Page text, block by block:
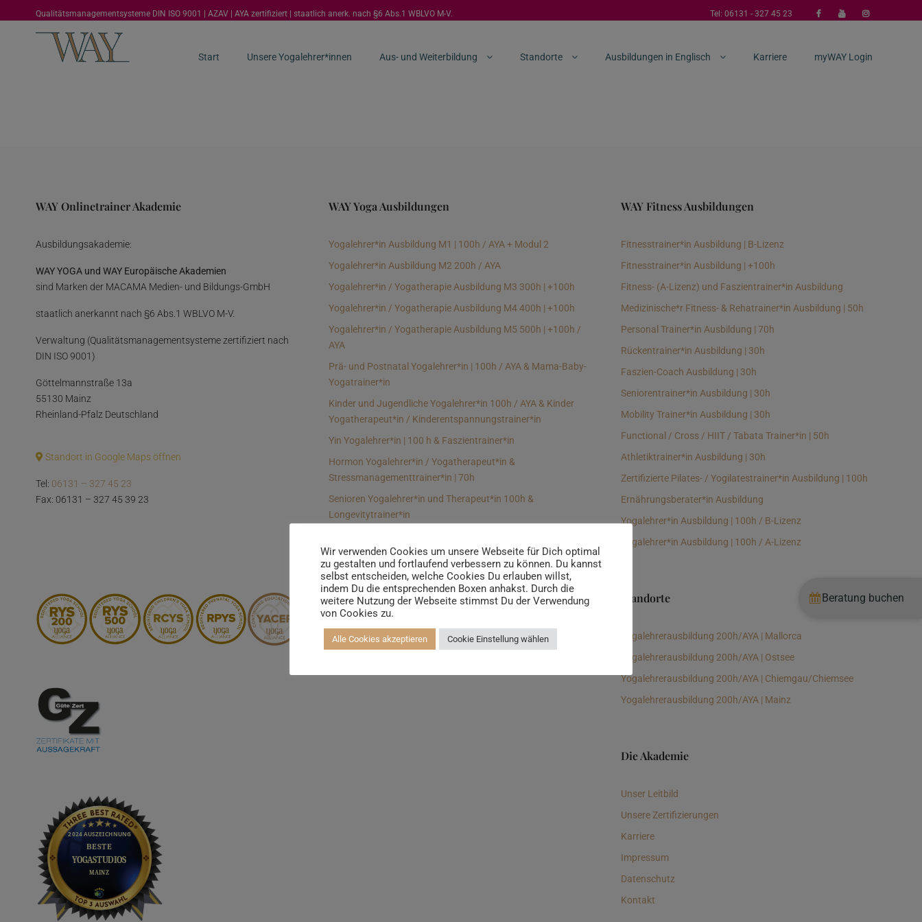
Qualitätsmanagementsysteme DIN ISO 9001 | AZAV | AYA zertifiziert | staatlich anerk. nach §6 Abs.1 WBLVO M-V. Tel: 06131 - 327 45 23
Start Unsere Yogalehrer*innen Aus- und Weiterbildung Standorte Ausbildungen in Englisch Karriere myWAY Login
WAY Onlinetrainer Akademie
Ausbildungsakademie:
WAY YOGA und WAY Europäische Akademien
sind Marken der MACAMA Medien- und Bildungs-GmbH
staatlich anerkannt nach §6 Abs.1 WBLVO M-V.
Verwaltung (Qualitätsmanagementsysteme zertifiziert nach
DIN ISO 9001)
Göttelmannstraße 13a
55130 Mainz
Rheinland-Pfalz Deutschland
Standort in Google Maps öffnen
Tel: 06131 – 327 45 23
Fax: 06131 – 327 45 39 23
WAY Yoga Ausbildungen
Yogalehrer*in Ausbildung M1 | 100h / AYA + Modul 2
Yogalehrer*in Ausbildung M2 200h / AYA
Yogalehrer*in / Yogatherapie Ausbildung M3 300h | +100h
Yogalehrer*in / Yogatherapie Ausbildung M4 400h | +100h
Yogalehrer*in / Yogatherapie Ausbildung M5 500h | +100h /
AYA
Prä- und Postnatal Yogalehrer*in | 100h / AYA & Mama-Baby-
Yogatrainer*in
Kinder und Jugendliche Yogalehrer*in 100h / AYA & Kinder
Yogatherapeut*in / Kinderentspannungstrainer*in
Yin Yogalehrer*in | 100 h & Faszientrainer*in
Hormon Yogalehrer*in / Yogatherapeut*in &
Stressmanagementtrainer*in | 70h
Senioren Yogalehrer*in und Therapeut*in 100h &
Longevitytrainer*in
Meditationsleiter*in | 50h & Achtsamkeitstrainer*in
Yoga Alignmenttrainer*in | 40h
Yoga Hilfsmitteltrainer*in Ausbildung | 10 h
WAY Fitness Ausbildungen
Fitnesstrainer*in Ausbildung | B-Lizenz
Fitnesstrainer*in Ausbildung | +100h
Fitness- (A-Lizenz) und Faszientrainer*in Ausbildung
Medizinische*r Fitness- & Rehatrainer*in Ausbildung | 50h
Personal Trainer*in Ausbildung | 70h
Rückentrainer*in Ausbildung | 30h
Faszien-Coach Ausbildung | 30h
Seniorentrainer*in Ausbildung | 30h
Mobility Trainer*in Ausbildung | 30h
Functional / Cross / HIIT / Tabata Trainer*in | 50h
Athletiktrainer*in Ausbildung | 30h
Zertifizierte Pilates- / Yogilatestrainer*in Ausbildung | 100h
Ernährungsberater*in Ausbildung
Yogalehrer*in Ausbildung | 100h / B-Lizenz
Yogalehrer*in Ausbildung | 100h / A-Lizenz
Standorte
Yogalehrerausbildung 200h/AYA | Mallorca
Yogalehrerausbildung 200h/AYA | Ostsee
Yogalehrerausbildung 200h/AYA | Chiemgau/Chiemsee
Yogalehrerausbildung 200h/AYA | Mainz
Die Akademie
Unser Leitbild
Unsere Zertifizierungen
Karriere
Impressum
Datenschutz
Kontakt
Wir verwenden Cookies um unsere Webseite für Dich optimal
zu gestalten und fortlaufend verbessern zu können. Du kannst
selbst entscheiden, welche Cookies Du erlauben willst,
indem Du die entsprechenden Boxen anhakst. Durch die
weitere Nutzung der Webseite stimmst Du der Verwendung
von Cookies zu.
Alle Cookies akzeptieren Cookie Einstellung wählen
Beratung buchen